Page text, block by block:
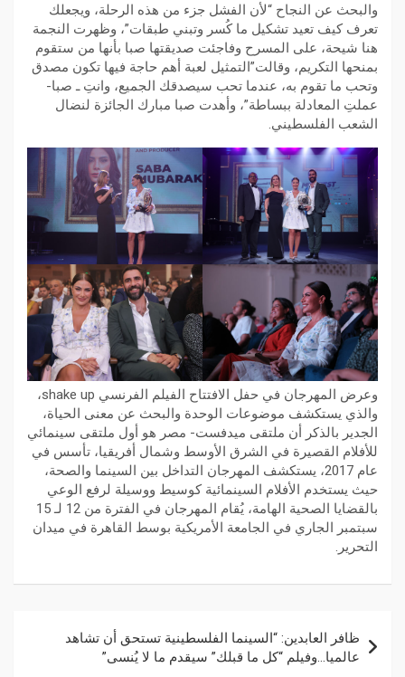
والبحث عن النجاح “لأن الفشل جزء من هذه الرحلة، ويجعلك
تعرف كيف تعيد تشكيل ما كُسر وتبني طبقات”، وظهرت النجمة
هنا شيحة، على المسرح وفاجئت صديقتها صبا بأنها من ستقوم
بمنحها التكريم، وقالت”التمثيل لعبة أهم حاجة فيها تكون مصدق
وتحب ما تقوم به، عندما تحب سيصدقك الجميع، وانتِ ـ صبا-
عملتِ المعادلة ببساطة”، وأهدت صبا مبارك الجائزة لنضال
الشعب الفلسطيني.
وعرض المهرجان في حفل الافتتاح الفيلم الفرنسي shake up،
والذي يستكشف موضوعات الوحدة والبحث عن معنى الحياة،
الجدير بالذكر أن ملتقى ميدفست- مصر هو أول ملتقى سينمائي
للأفلام القصيرة في الشرق الأوسط وشمال أفريقيا، تأسس في
عام 2017، يستكشف المهرجان التداخل بين السينما والصحة،
حيث يستخدم الأفلام السينمائية كوسيط ووسيلة لرفع الوعي
بالقضايا الصحية الهامة، يُقام المهرجان في الفترة من 12 لـ 15
سبتمبر الجاري في الجامعة الأمريكية بوسط القاهرة في ميدان
التحرير.
ظافر العابدين: “السينما الفلسطينية تستحق أن تشاهد
عالميا…وفيلم “كل ما قبلك” سيقدم ما لا يُنسى”